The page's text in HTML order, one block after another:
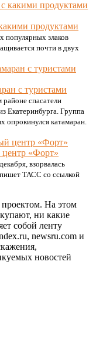
продуктами
популярных злаков
почти в двух
с туристами
спасатели
Екатеринбурга. Группа
опрокинулся катамаран.
«Форт»
взорвалась
пишет ТАСС со ссылкой
На этом
ни какие
собой ленту
newsru.com и
новостей